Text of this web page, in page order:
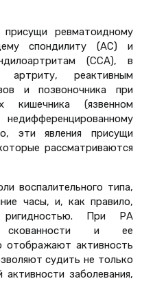
ревматоидному
спондилиту (АС) и
(ССА), в
артриту, реактивным
и позвоночника при
кишечника (язвенном
эти явления присущи
рассматриваются
воспалительного типа,
часы, и, как правило,
ригидностью. При РА
скованности и ее
отображают активность
судить не только
заболевания,